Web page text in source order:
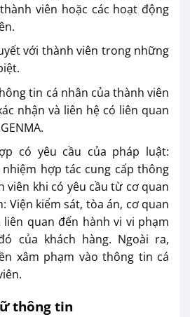
viên hoặc các hoạt động
với thành viên trong những
tin cá nhân của thành viên
nhận và liên hệ có liên quan
có yêu cầu của pháp luật:
nhiệm hợp tác cung cấp thông
viên khi có yêu cầu từ cơ quan
Viện kiểm sát, tòa án, cơ quan
quan đến hành vi vi phạm
của khách hàng. Ngoài ra,
xâm phạm vào thông tin cá
thông tin